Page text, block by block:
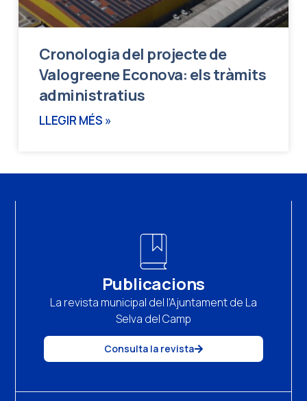
Cronologia del projecte de
Valogreene Econova: els tràmits
administratius
LLEGIR MÉS »
Publicacions
La revista municipal del l'Ajuntament de La
Selva del Camp
Consulta la revista